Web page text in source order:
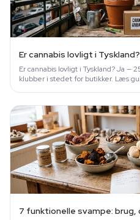
Er cannabis lovligt i
Er cannabis lovligt i Tyskland? Ja
klubber i stedet for butikker. Læs
7 funktionelle svampe: